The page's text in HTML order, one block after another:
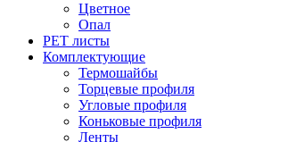
Цветное
Опал
PET листы
Комплектующие
Термошайбы
Торцевые профиля
Угловые профиля
Коньковые профиля
Ленты